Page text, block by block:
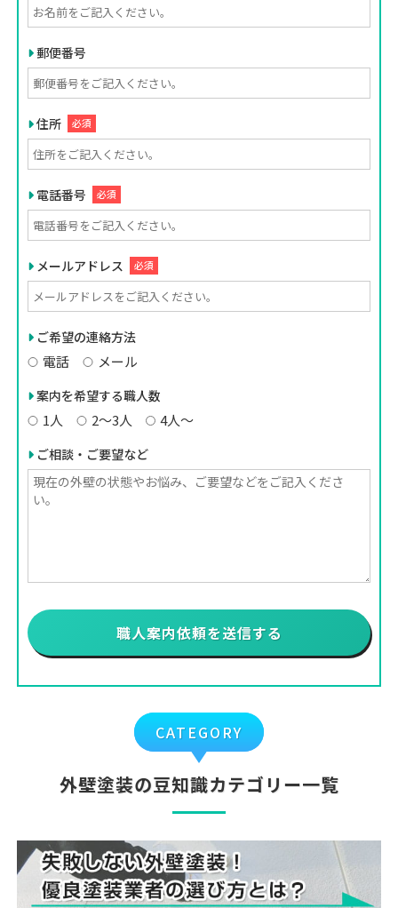
郵便番号
住所 必須
電話番号 必須
メールアドレス 必須
ご希望の連絡方法
電話 メール
案内を希望する職人数
1人 2〜3人 4人〜
ご相談・ご要望など
CATEGORY
外壁塗装の豆知識カテゴリー一覧